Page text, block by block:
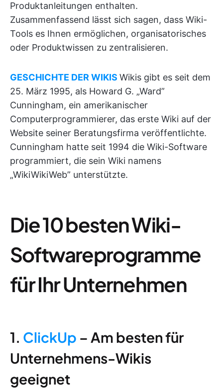
Produktanleitungen enthalten.
Zusammenfassend lässt sich sagen, dass Wiki-
Tools es Ihnen ermöglichen, organisatorisches
oder Produktwissen zu zentralisieren.
GESCHICHTE DER WIKIS Wikis gibt es seit dem
25. März 1995, als Howard G. „Ward”
Cunningham, ein amerikanischer
Computerprogrammierer, das erste Wiki auf der
Website seiner Beratungsfirma veröffentlichte.
Cunningham hatte seit 1994 die Wiki-Software
programmiert, die sein Wiki namens
„WikiWikiWeb” unterstützte.
Die 10 besten Wiki-
Softwareprogramme
für Ihr Unternehmen
1. ClickUp – Am besten für
Unternehmens-Wikis
geeignet